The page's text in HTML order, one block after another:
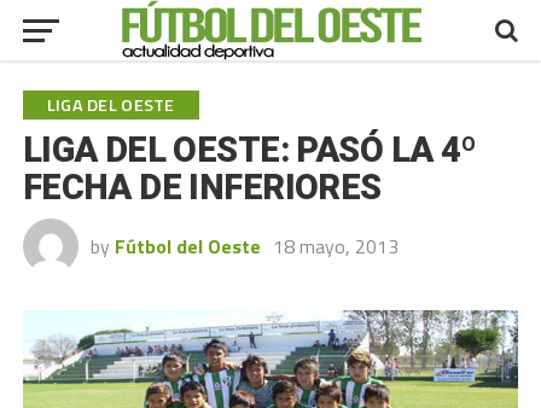
LIGA DEL OESTE
LIGA DEL OESTE: PASÓ LA 4º
FECHA DE INFERIORES
by Fútbol del Oeste 18 mayo, 2013